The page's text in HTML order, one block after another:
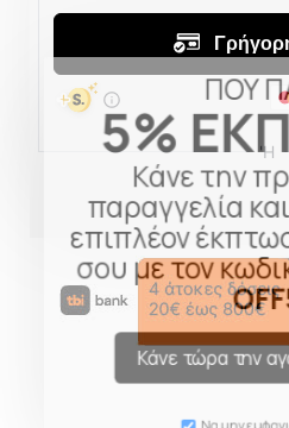
ΠΟΥ
5%
Κάνε την
παραγγελία
επιπλέον
σου με τον
Κάνε τώρα την